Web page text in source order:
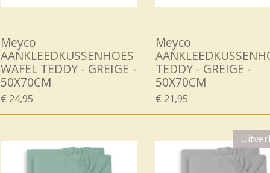
Meyco
AANKLEEDKUSSENHOES
WAFEL TEDDY - GREIGE -
50X70CM
€ 24,95
Meyco
TEDDY - GREIGE -
50X70CM
€ 21,95